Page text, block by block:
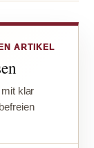
ARTIKEL
klar